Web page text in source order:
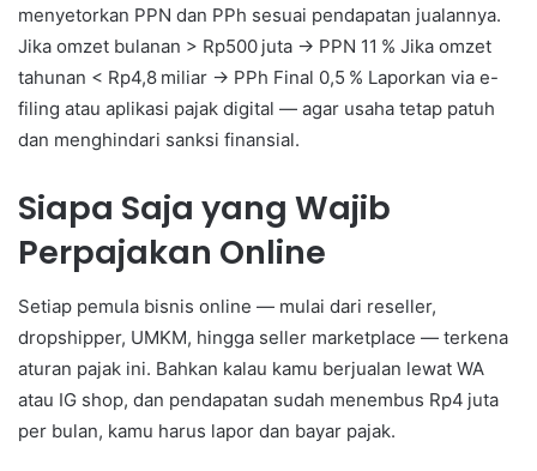
menyetorkan PPN dan PPh sesuai pendapatan jualannya.
Jika omzet bulanan > Rp500 juta → PPN 11 % Jika omzet
tahunan < Rp4,8 miliar → PPh Final 0,5 % Laporkan via e-
filing atau aplikasi pajak digital — agar usaha tetap patuh
dan menghindari sanksi finansial.
Siapa Saja yang Wajib
Perpajakan Online
Setiap pemula bisnis online — mulai dari reseller,
dropshipper, UMKM, hingga seller marketplace — terkena
aturan pajak ini. Bahkan kalau kamu berjualan lewat WA
atau IG shop, dan pendapatan sudah menembus Rp4 juta
per bulan, kamu harus lapor dan bayar pajak.